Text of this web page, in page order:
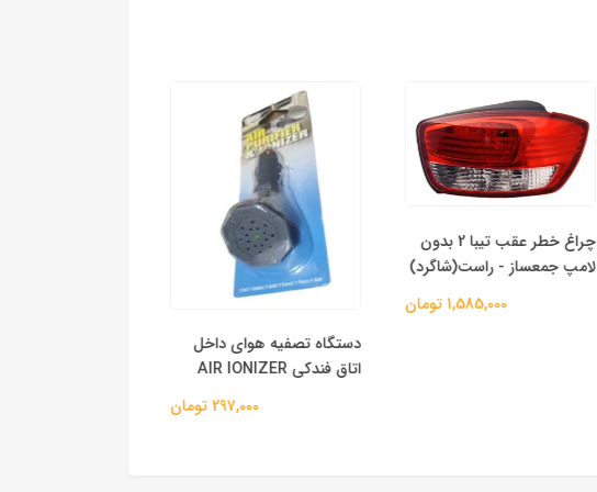
چراغ خطر عقب تیبا 2 بدون
لامپ جمعساز - راست(شاگرد)
1,585,000 تومان
دستگاه تصفیه هوای داخل
اتاق فندکی AIR IONIZER
297,000 تومان